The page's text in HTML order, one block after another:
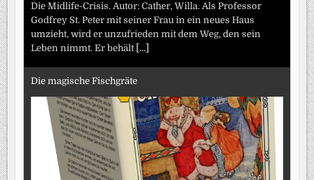
Die Midlife-Crisis. Autor: Cather, Willa. Als Professor
Godfrey St. Peter mit seiner Frau in ein neues Haus
umzieht, wird er unzufrieden mit dem Weg, den sein
Leben nimmt. Er behält [...]
Die magische Fischgräte